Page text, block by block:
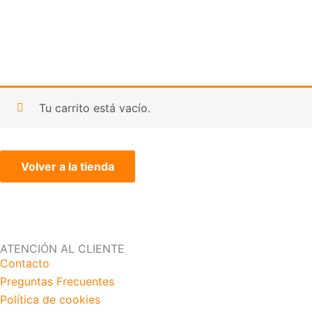
Tu carrito está vacío.
Volver a la tienda
ATENCIÓN AL CLIENTE
Contacto
Preguntas Frecuentes
Política de cookies